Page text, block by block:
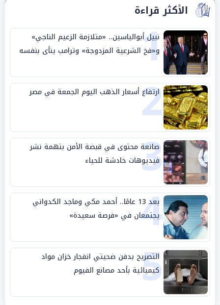
الأكثر قراءة
1
نبيل أبوالياسين.. «متلازمة الزعيم الناجي»
و«فخ الشرعية المزدوجة» وترامب ينأى بنفسه
وحليفه في «ميتم استراتيجي»
2
ارتفاع أسعار الذهب اليوم الجمعة في مصر
3
صانعة محتوى في قبضة الأمن بتهمة نشر
فيديوهات خادشة للحياء
4 بعد 13 عامًا.. أحمد مكي وماجد الكدواني
يجتمعان في «فرصة سعيدة»
5
التصريح بدفن ضحيتي انفجار خزان مواد
كيميائية بأحد مصانع الفيوم